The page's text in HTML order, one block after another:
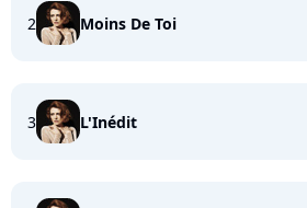
2 Moins De Toi
3 L'Inédit